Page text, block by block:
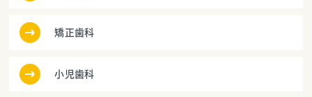
矯正歯科
小児歯科